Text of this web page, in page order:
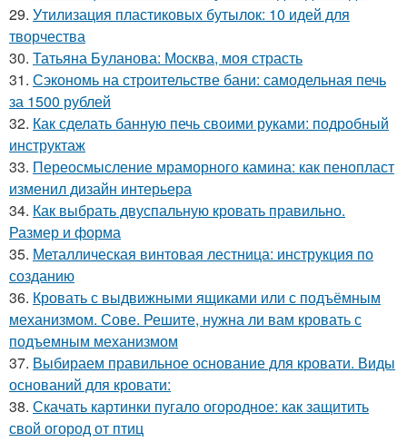
29. Утилизация пластиковых бутылок: 10 идей для
творчества
30. Татьяна Буланова: Москва, моя страсть
31. Сэкономь на строительстве бани: самодельная печь
за 1500 рублей
32. Как сделать банную печь своими руками: подробный
инструктаж
33. Переосмысление мраморного камина: как пенопласт
изменил дизайн интерьера
34. Как выбрать двуспальную кровать правильно.
Размер и форма
35. Металлическая винтовая лестница: инструкция по
созданию
36. Кровать с выдвижными ящиками или с подъёмным
механизмом. Сове. Решите, нужна ли вам кровать с
подъемным механизмом
37. Выбираем правильное основание для кровати. Виды
оснований для кровати:
38. Скачать картинки пугало огородное: как защитить
свой огород от птиц